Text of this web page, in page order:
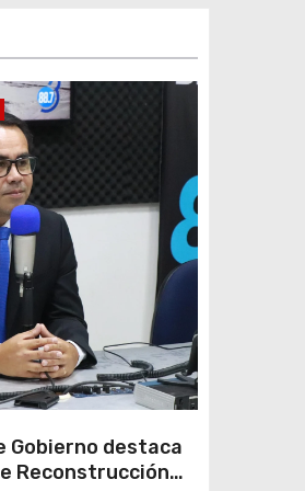
Gobierno destaca
Reconstrucción